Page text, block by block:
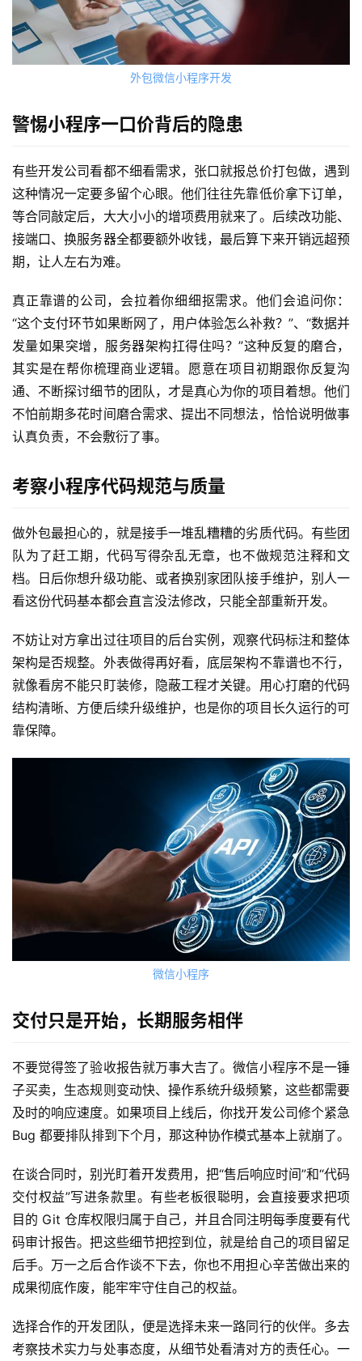
首
页
关
服
发
信
开
发
程
序
开
发
网
开
发
外包微信小程序开发
警惕小程序一口价背后的隐患
有些开发公司看都不细看需求，张口就报总价打包做，遇到
这种情况一定要多留个心眼。他们往往先靠低价拿下订单，
等合同敲定后，大大小小的增项费用就来了。后续改功能、
接端口、换服务器全都要额外收钱，最后算下来开销远超预
期，让人左右为难。
真正靠谱的公司，会拉着你细细抠需求。他们会追问你：
“这个支付环节如果断网了，用户体验怎么补救？”、“数据并
发量如果突增，服务器架构扛得住吗？”这种反复的磨合，
其实是在帮你梳理商业逻辑。愿意在项目初期跟你反复沟
通、不断探讨细节的团队，才是真心为你的项目着想。他们
不怕前期多花时间磨合需求、提出不同想法，恰恰说明做事
认真负责，不会敷衍了事。
考察小程序代码规范与质量
做外包最担心的，就是接手一堆乱糟糟的劣质代码。有些团
队为了赶工期，代码写得杂乱无章，也不做规范注释和文
档。日后你想升级功能、或者换别家团队接手维护，别人一
看这份代码基本都会直言没法修改，只能全部重新开发。
不妨让对方拿出过往项目的后台实例，观察代码标注和整体
架构是否规整。外表做得再好看，底层架构不靠谱也不行，
就像看房不能只盯装修，隐蔽工程才关键。用心打磨的代码
结构清晰、方便后续升级维护，也是你的项目长久运行的可
靠保障。
微信小程序
交付只是开始，长期服务相伴
不要觉得签了验收报告就万事大吉了。微信小程序不是一锤
子买卖，生态规则变动快、操作系统升级频繁，这些都需要
及时的响应速度。如果项目上线后，你找开发公司修个紧急
Bug 都要排队排到下个月，那这种协作模式基本上就崩了。
在谈合同时，别光盯着开发费用，把“售后响应时间”和“代码
交付权益”写进条款里。有些老板很聪明，会直接要求把项
目的 Git 仓库权限归属于自己，并且合同注明每季度要有代
码审计报告。把这些细节把控到位，就是给自己的项目留足
后手。万一之后合作谈不下去，你也不用担心辛苦做出来的
成果彻底作废，能牢牢守住自己的权益。
选择合作的开发团队，便是选择未来一路同行的伙伴。多去
考察技术实力与处事态度，从细节处看清对方的责任心。一